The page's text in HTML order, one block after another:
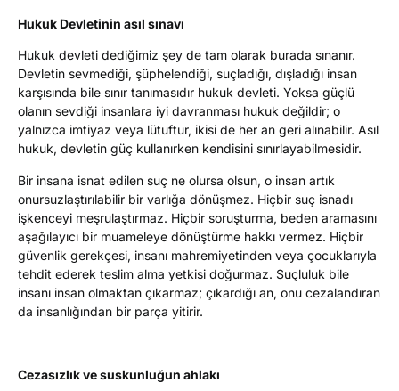
Hukuk Devletinin asıl sınavı
Hukuk devleti dediğimiz şey de tam olarak burada sınanır.
Devletin sevmediği, şüphelendiği, suçladığı, dışladığı insan
karşısında bile sınır tanımasıdır hukuk devleti. Yoksa güçlü
olanın sevdiği insanlara iyi davranması hukuk değildir; o
yalnızca imtiyaz veya lütuftur, ikisi de her an geri alınabilir. Asıl
hukuk, devletin güç kullanırken kendisini sınırlayabilmesidir.
Bir insana isnat edilen suç ne olursa olsun, o insan artık
onursuzlaştırılabilir bir varlığa dönüşmez. Hiçbir suç isnadı
işkenceyi meşrulaştırmaz. Hiçbir soruşturma, beden aramasını
aşağılayıcı bir muameleye dönüştürme hakkı vermez. Hiçbir
güvenlik gerekçesi, insanı mahremiyetinden veya çocuklarıyla
tehdit ederek teslim alma yetkisi doğurmaz. Suçluluk bile
insanı insan olmaktan çıkarmaz; çıkardığı an, onu cezalandıran
da insanlığından bir parça yitirir.
Cezasızlık ve suskunluğun ahlakı